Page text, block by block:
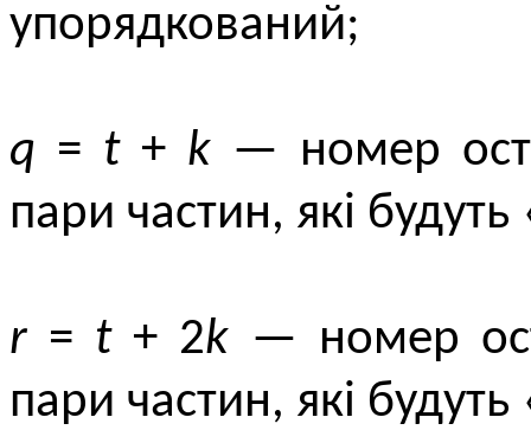
упорядкований;
q = t+ k — номер
пари частин, які
r = t+ 2k — номер
пари частин, які